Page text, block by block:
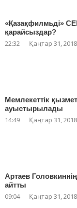
«Қазақфилмьді»
қарайсыздар?
22:32 Қаңтар 31, 2018
Мемлекеттік
ауыстырылады
14:49 Қаңтар 31, 2018
Артаев
айтты
09:04 Қаңтар 31, 2018